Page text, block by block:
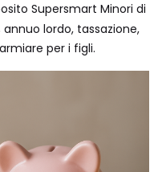
Supersmart Minori di
lordo, tassazione,
per i figli.